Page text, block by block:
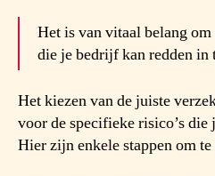
Het is van vitaal belang
die je bedrijf kan redden in
Het kiezen van de juiste
voor de specifieke risico’s
Hier zijn enkele stappen om